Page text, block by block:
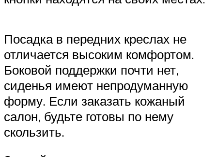
Посадка в передних креслах не
отличается высоким комфортом.
Боковой поддержки почти нет,
сиденья имеют непродуманную
форму. Если заказать кожаный
салон, будьте готовы по нему
скользить.